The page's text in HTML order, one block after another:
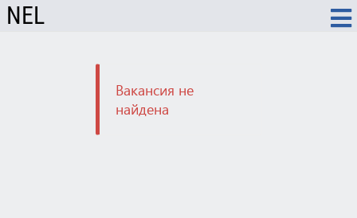
NEL
Вакансия не
найдена